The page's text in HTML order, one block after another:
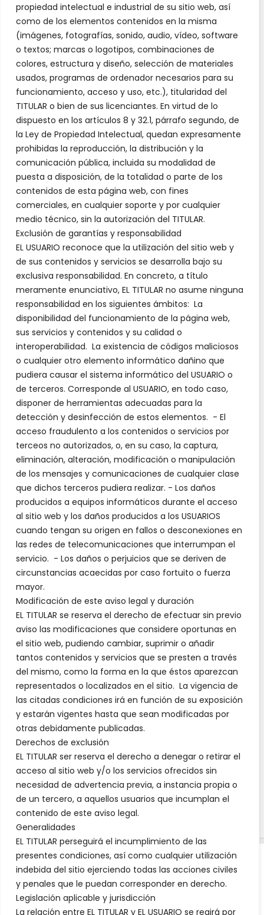
propiedad intelectual e industrial de su sitio web, así
como de los elementos contenidos en la misma
(imágenes, fotografías, sonido, audio, vídeo, software
o textos; marcas o logotipos, combinaciones de
colores, estructura y diseño, selección de materiales
usados, programas de ordenador necesarios para su
funcionamiento, acceso y uso, etc.), titularidad del
TITULAR o bien de sus licenciantes. En virtud de lo
dispuesto en los artículos 8 y 32.1, párrafo segundo, de
la Ley de Propiedad Intelectual, quedan expresamente
prohibidas la reproducción, la distribución y la
comunicación pública, incluida su modalidad de
puesta a disposición, de la totalidad o parte de los
contenidos de esta página web, con fines
comerciales, en cualquier soporte y por cualquier
medio técnico, sin la autorización del TITULAR.
Exclusión de garantías y responsabilidad
EL USUARIO reconoce que la utilización del sitio web y
de sus contenidos y servicios se desarrolla bajo su
exclusiva responsabilidad. En concreto, a título
meramente enunciativo, EL TITULAR no asume ninguna
responsabilidad en los siguientes ámbitos: La
disponibilidad del funcionamiento de la página web,
sus servicios y contenidos y su calidad o
interoperabilidad. La existencia de códigos maliciosos
o cualquier otro elemento informático dañino que
pudiera causar el sistema informático del USUARIO o
de terceros. Corresponde al USUARIO, en todo caso,
disponer de herramientas adecuadas para la
detección y desinfección de estos elementos. - El
acceso fraudulento a los contenidos o servicios por
terceos no autorizados, o, en su caso, la captura,
eliminación, alteración, modificación o manipulación
de los mensajes y comunicaciones de cualquier clase
que dichos terceros pudiera realizar. - Los daños
producidos a equipos informáticos durante el acceso
al sitio web y los daños producidos a los USUARIOS
cuando tengan su origen en fallos o desconexiones en
las redes de telecomunicaciones que interrumpan el
servicio. - Los daños o perjuicios que se deriven de
circunstancias acaecidas por caso fortuito o fuerza
mayor.
Modificación de este aviso legal y duración
EL TITULAR se reserva el derecho de efectuar sin previo
aviso las modificaciones que considere oportunas en
el sitio web, pudiendo cambiar, suprimir o añadir
tantos contenidos y servicios que se presten a través
del mismo, como la forma en la que éstos aparezcan
representados o localizados en el sitio. La vigencia de
las citadas condiciones irá en función de su exposición
y estarán vigentes hasta que sean modificadas por
otras debidamente publicadas.
Derechos de exclusión
EL TITULAR ser reserva el derecho a denegar o retirar el
acceso al sitio web y/o los servicios ofrecidos sin
necesidad de advertencia previa, a instancia propia o
de un tercero, a aquellos usuarios que incumplan el
contenido de este aviso legal.
Generalidades
EL TITULAR perseguirá el incumplimiento de las
presentes condiciones, así como cualquier utilización
indebida del sitio ejerciendo todas las acciones civiles
y penales que le puedan corresponder en derecho.
Legislación aplicable y jurisdicción
La relación entre EL TITULAR y EL USUARIO se regirá por
AVISO LEGAL WWW.VISODELMARQUES.ES